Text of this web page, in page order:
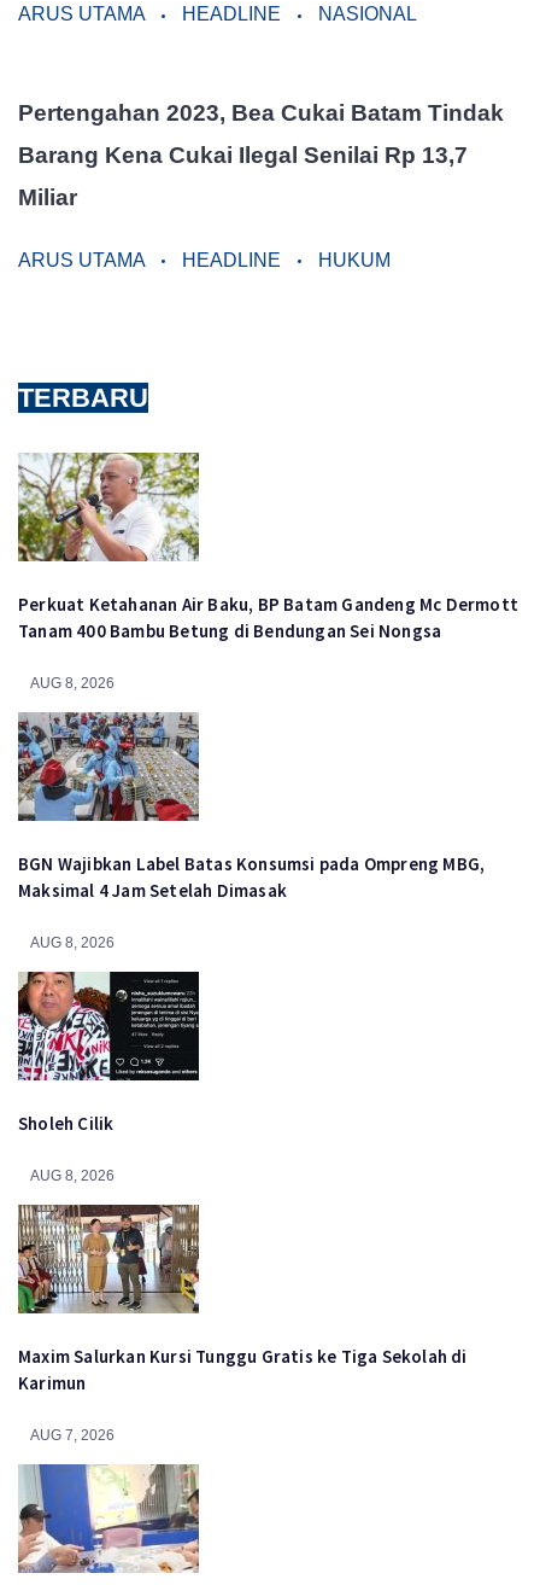
ARUS UTAMA HEADLINE NASIONAL
Pertengahan 2023, Bea Cukai Batam Tindak
Barang Kena Cukai Ilegal Senilai Rp 13,7
Miliar
ARUS UTAMA HEADLINE HUKUM
TERBARU
Perkuat Ketahanan Air Baku, BP Batam Gandeng Mc Dermott
Tanam 400 Bambu Betung di Bendungan Sei Nongsa
AUG 8, 2026
BGN Wajibkan Label Batas Konsumsi pada Ompreng MBG,
Maksimal 4 Jam Setelah Dimasak
AUG 8, 2026
Sholeh Cilik
AUG 8, 2026
Maxim Salurkan Kursi Tunggu Gratis ke Tiga Sekolah di
Karimun
AUG 7, 2026